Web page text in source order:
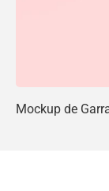
Mockup de